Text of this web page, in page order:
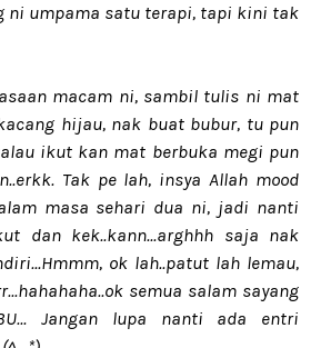
ni umpama satu terapi, tapi kini tak
macam ni, sambil tulis ni mat
hijau, nak buat bubur, tu pun
ikut kan mat berbuka megi pun
Tak pe lah, insya Allah mood
masa sehari dua ni, jadi nanti
dan kek..kann...arghhh saja nak
ok lah..patut lah lemau,
semua salam sayang
Jangan lupa nanti ada entri